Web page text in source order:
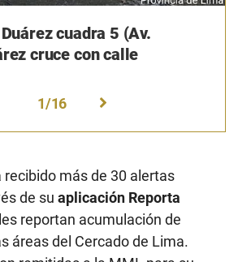
cuadra 5 (Av.
cruce con calle
1/16
recibido más de 30 alertas
de su aplicación Reporta
reportan acumulación de
áreas del Cercado de Lima.